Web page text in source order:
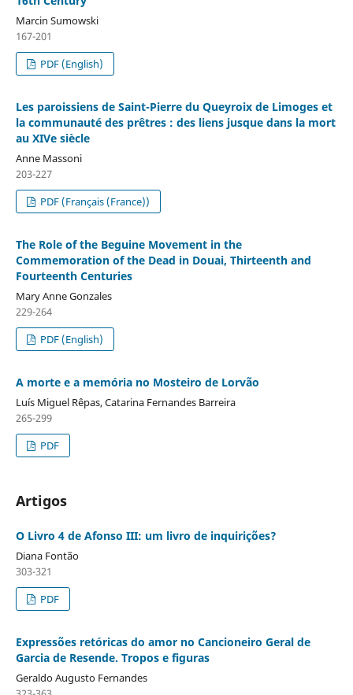
Marcin Sumowski
167-201
PDF (English)
Les paroissiens de Saint-Pierre du Queyroix de Limoges et
la communauté des prêtres : des liens jusque dans la mort
au XIVe siècle
Anne Massoni
203-227
PDF (Français (France))
The Role of the Beguine Movement in the
Commemoration of the Dead in Douai, Thirteenth and
Fourteenth Centuries
Mary Anne Gonzales
229-264
PDF (English)
A morte e a memória no Mosteiro de Lorvão
Luís Miguel Rêpas, Catarina Fernandes Barreira
265-299
PDF
Artigos
O Livro 4 de Afonso III: um livro de inquirições?
Diana Fontão
303-321
PDF
Expressões retóricas do amor no Cancioneiro Geral de
Garcia de Resende. Tropos e figuras
Geraldo Augusto Fernandes